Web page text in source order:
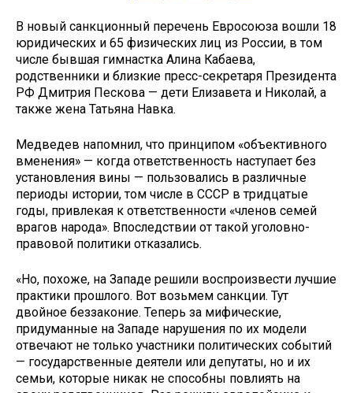
В новый санкционный перечень Евросоюза вошли 18
юридических и 65 физических лиц из России, в том
числе бывшая гимнастка Алина Кабаева,
родственники и близкие пресс-секретаря Президента
РФ Дмитрия Пескова — дети Елизавета и Николай, а
также жена Татьяна Навка.
Медведев напомнил, что принципом «объективного
вменения» — когда ответственность наступает без
установления вины — пользовались в различные
периоды истории, том числе в СССР в тридцатые
годы, привлекая к ответственности «членов семей
врагов народа». Впоследствии от такой уголовно-
правовой политики отказались.
«Но, похоже, на Западе решили воспроизвести лучшие
практики прошлого. Вот возьмем санкции. Тут
двойное беззаконие. Теперь за мифические,
придуманные на Западе нарушения по их модели
отвечают не только участники политических событий
— государственные деятели или депутаты, но и их
семьи, которые никак не способны повлиять на